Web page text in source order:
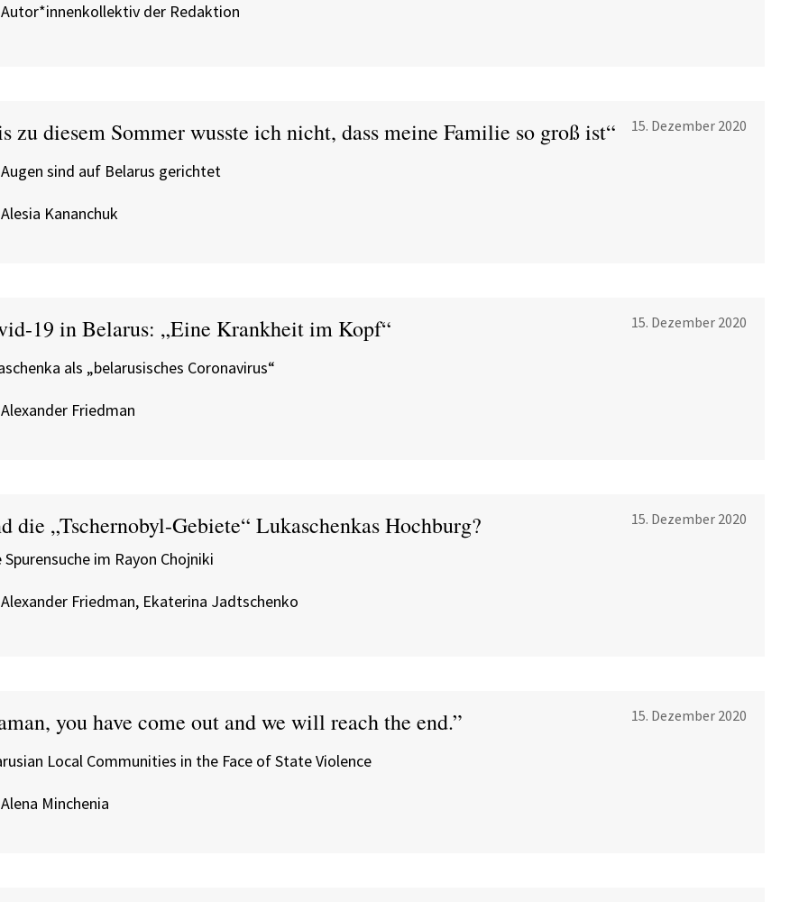
der Redaktion
zu diesem Sommer wusste ich nicht, dass meine Familie so groß ist“
sind auf Belarus gerichtet
Kananchuk
15. Dezember 2020
19 in Belarus: „Eine Krankheit im Kopf“
als „belarusisches Coronavirus“
Friedman
15. Dezember 2020
die „Tschernobyl-Gebiete“ Lukaschenkas Hochburg?
Spurensuche im Rayon Chojniki
Friedman, Ekaterina Jadtschenko
15. Dezember 2020
you have come out and we will reach the end.”
Local Communities in the Face of State Violence
Minchenia
15. Dezember 2020